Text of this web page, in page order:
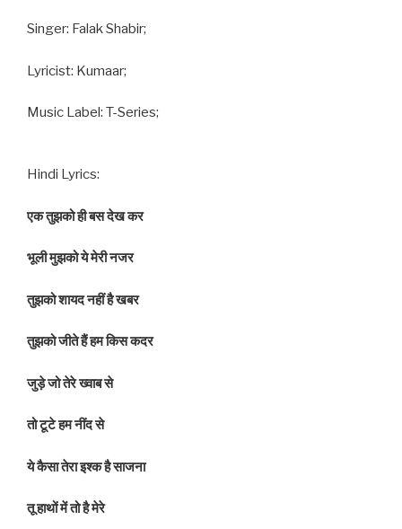
Singer: Falak Shabir;
Lyricist: Kumaar;
Music Label: T-Series;
Hindi Lyrics:
एक तुझको ही बस देख कर
भूली मुझको ये मेरी नजर
तुझको शायद नहीं है खबर
तुझको जीते हैं हम किस कदर
जुड़े जो तेरे ख्वाब से
तो टूटे हम नींद से
ये कैसा तेरा इश्क है साजना
तू हाथों में तो है मेरे